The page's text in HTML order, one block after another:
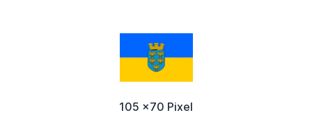
105 x70 Pixel